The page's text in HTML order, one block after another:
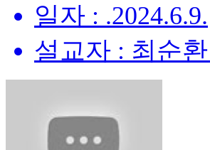
일자 : .2024.6.9.
설교자 : 최순